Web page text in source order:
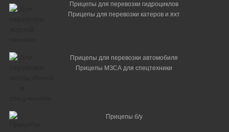
Прицепы для перевозки гидроциклов
Прицепы для перевозки катеров и яхт
Прицепы для перевозки автомобиля
Прицепы МЗСА для спецтехники
Прицепы б/у